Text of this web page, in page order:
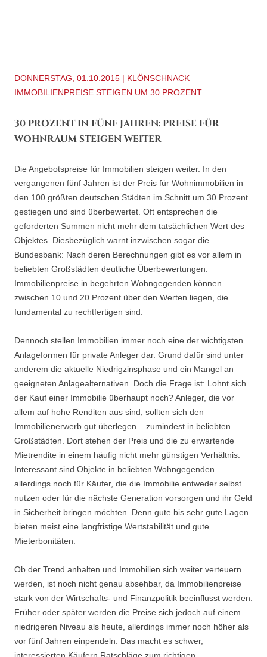
DONNERSTAG, 01.10.2015 | KLÖNSCHNACK –
IMMOBILIENPREISE STEIGEN UM 30 PROZENT
30 PROZENT IN FÜNF JAHREN: PREISE FÜR
WOHNRAUM STEIGEN WEITER
Die Angebotspreise für Immobilien steigen weiter. In den
vergangenen fünf Jahren ist der Preis für Wohnimmobilien in
den 100 größten deutschen Städten im Schnitt um 30 Prozent
gestiegen und sind überbewertet. Oft entsprechen die
geforderten Summen nicht mehr dem tatsächlichen Wert des
Objektes. Diesbezüglich warnt inzwischen sogar die
Bundesbank: Nach deren Berechnungen gibt es vor allem in
beliebten Großstädten deutliche Überbewertungen.
Immobilienpreise in begehrten Wohngegenden können
zwischen 10 und 20 Prozent über den Werten liegen, die
fundamental zu rechtfertigen sind.
Dennoch stellen Immobilien immer noch eine der wichtigsten
Anlageformen für private Anleger dar. Grund dafür sind unter
anderem die aktuelle Niedrigzinsphase und ein Mangel an
geeigneten Anlagealternativen. Doch die Frage ist: Lohnt sich
der Kauf einer Immobilie überhaupt noch? Anleger, die vor
allem auf hohe Renditen aus sind, sollten sich den
Immobilienerwerb gut überlegen – zumindest in beliebten
Großstädten. Dort stehen der Preis und die zu erwartende
Mietrendite in einem häufig nicht mehr günstigen Verhältnis.
Interessant sind Objekte in beliebten Wohngegenden
allerdings noch für Käufer, die die Immobilie entweder selbst
nutzen oder für die nächste Generation vorsorgen und ihr Geld
in Sicherheit bringen möchten. Denn gute bis sehr gute Lagen
bieten meist eine langfristige Wertstabilität und gute
Mieterbonitäten.
Ob der Trend anhalten und Immobilien sich weiter verteuern
werden, ist noch nicht genau absehbar, da Immobilienpreise
stark von der Wirtschafts- und Finanzpolitik beeinflusst werden.
Früher oder später werden die Preise sich jedoch auf einem
niedrigeren Niveau als heute, allerdings immer noch höher als
vor fünf Jahren einpendeln. Das macht es schwer,